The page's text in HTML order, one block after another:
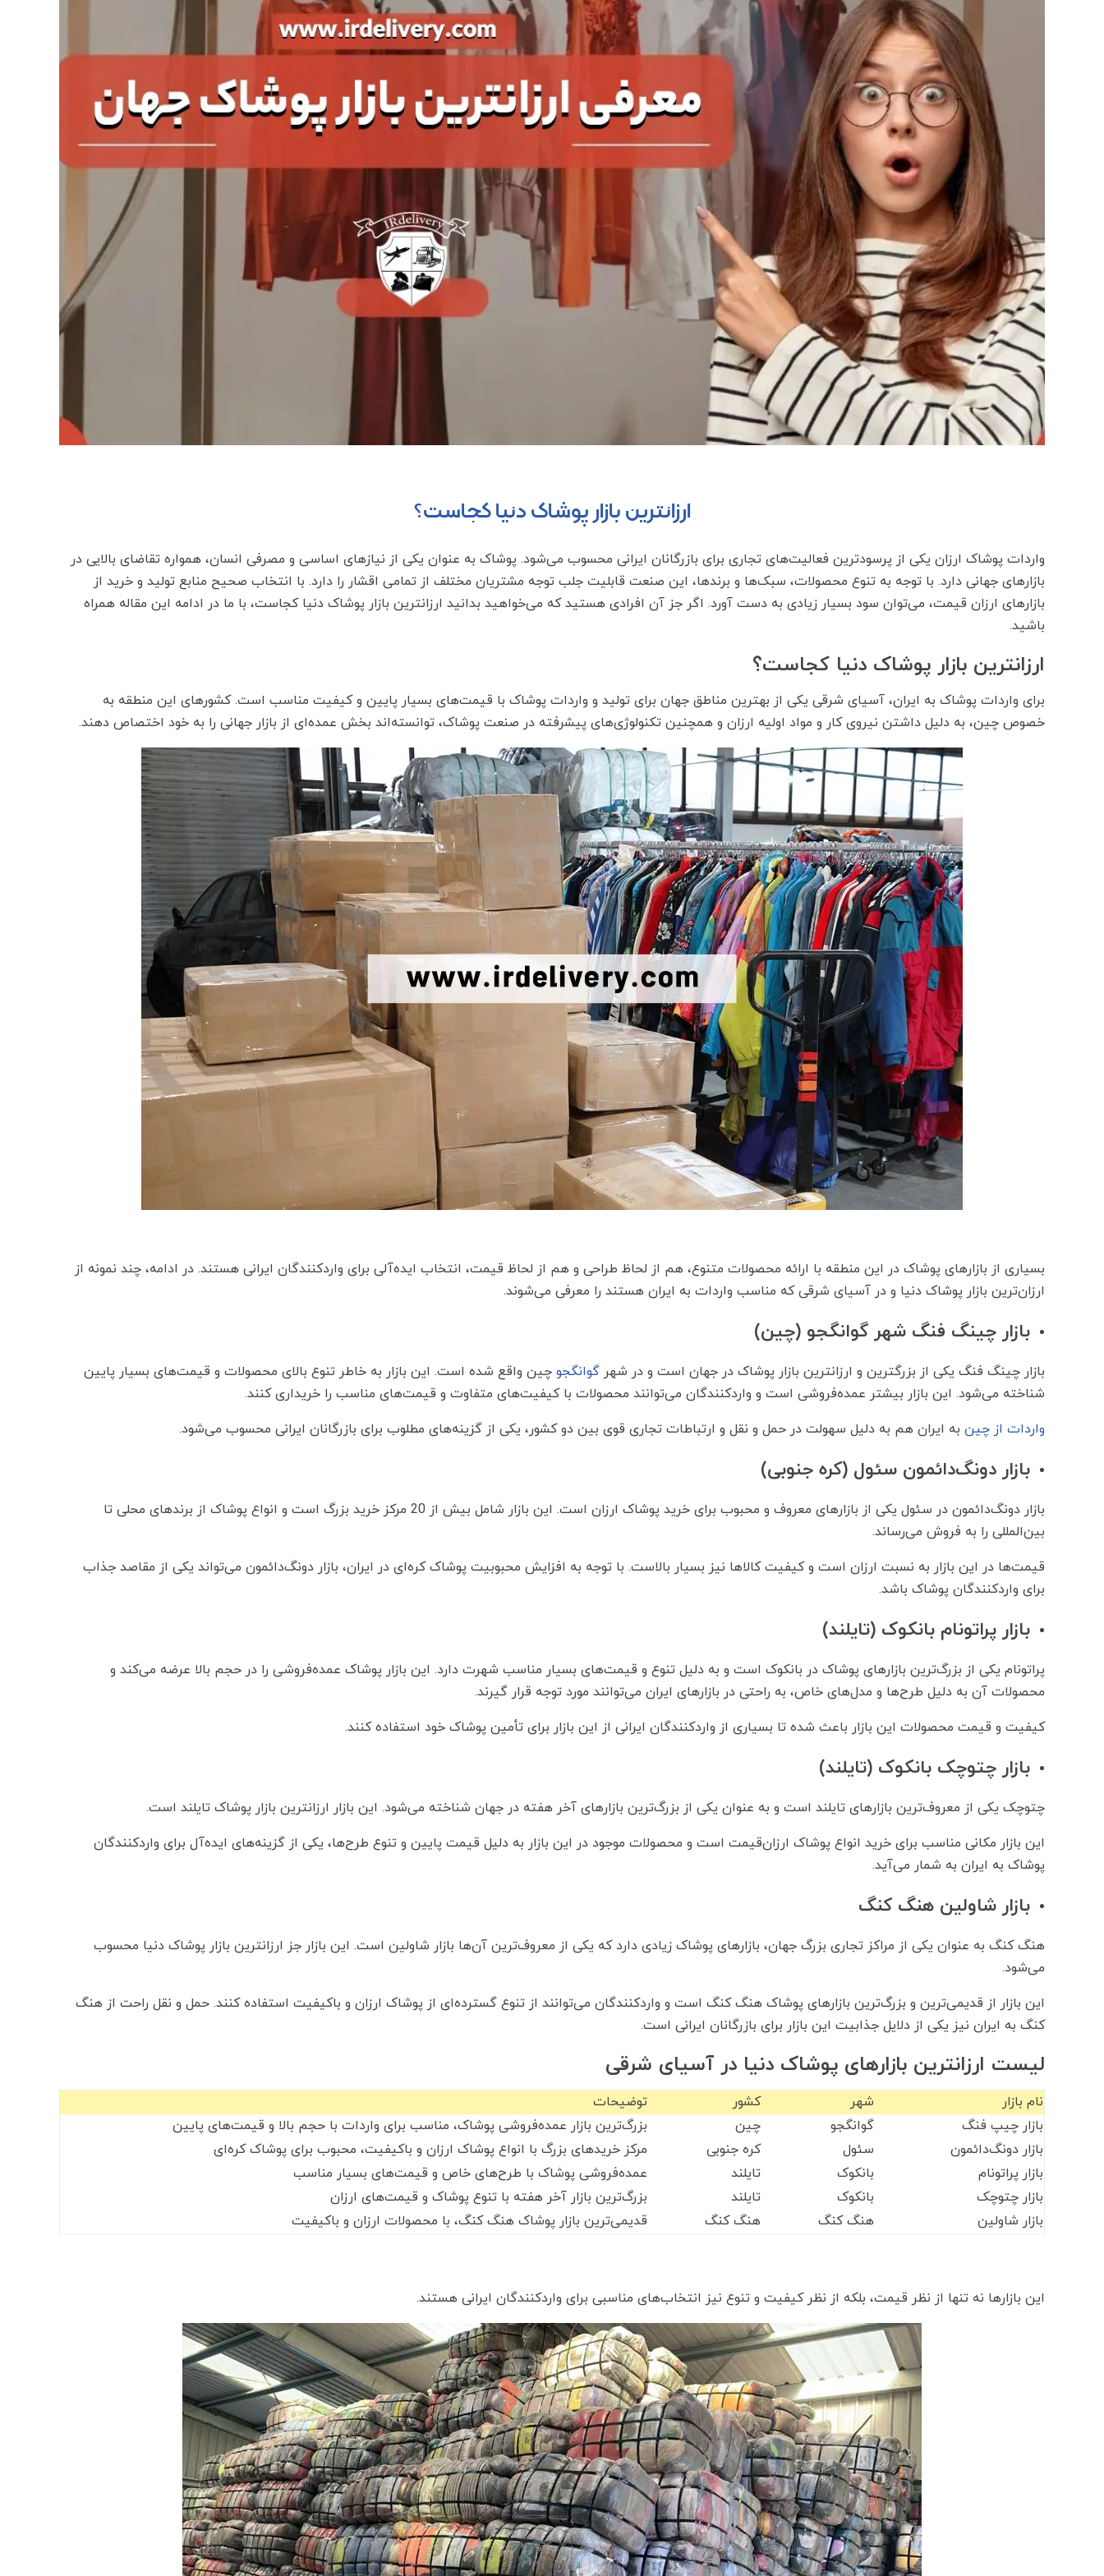
ارزانترین بازار پوشاک دنیا کجاست؟
واردات پوشاک ارزان یکی از پرسودترین فعالیت‌های تجاری برای بازرگانان ایرانی محسوب می‌شود. پوشاک به عنوان یکی از نیازهای اساسی و مصرفی انسان، همواره تقاضای بالایی در
بازارهای جهانی دارد. با توجه به تنوع محصولات، سبک‌ها و برندها، این صنعت قابلیت جلب توجه مشتریان مختلف از تمامی اقشار را دارد. با انتخاب صحیح منابع تولید و خرید از
بازارهای ارزان ‌قیمت، می‌توان سود بسیار زیادی به دست آورد. اگر جز آن افرادی هستید که می‌خواهید بدانید ارزانترین بازار پوشاک دنیا کجاست، با ما در ادامه این مقاله همراه
باشید.
ارزانترین بازار پوشاک دنیا کجاست؟
برای واردات پوشاک به ایران، آسیای شرقی یکی از بهترین مناطق جهان برای تولید و واردات پوشاک با قیمت‌های بسیار پایین و کیفیت مناسب است. کشورهای این منطقه به
خصوص چین، به دلیل داشتن نیروی کار و مواد اولیه ارزان و همچنین تکنولوژی‌های پیشرفته در صنعت پوشاک، توانسته‌اند بخش عمده‌ای از بازار جهانی را به خود اختصاص دهند.
بسیاری از بازارهای پوشاک در این منطقه با ارائه محصولات متنوع، هم از لحاظ طراحی و هم از لحاظ قیمت، انتخاب ایده‌آلی برای واردکنندگان ایرانی هستند. در ادامه، چند نمونه از
ارزان‌ترین بازار پوشاک دنیا و در آسیای شرقی که مناسب واردات به ایران هستند را معرفی می‌شوند.
بازار چینگ فنگ شهر گوانگجو (چین)
بازار چینگ فنگ یکی از بزرگترین و ارزانترین بازار پوشاک در جهان است و در شهر گوانگجو چین واقع شده است. این بازار به خاطر تنوع بالای محصولات و قیمت‌های بسیار پایین
شناخته می‌شود. این بازار بیشتر عمده‌فروشی است و واردکنندگان می‌توانند محصولات با کیفیت‌های متفاوت و قیمت‌های مناسب را خریداری کنند.
واردات از چین به ایران هم به دلیل سهولت در حمل و نقل و ارتباطات تجاری قوی بین دو کشور، یکی از گزینه‌های مطلوب برای بازرگانان ایرانی محسوب می‌شود.
بازار دونگ‌دائمون سئول (کره جنوبی)
بازار دونگ‌دائمون در سئول یکی از بازارهای معروف و محبوب برای خرید پوشاک ارزان است. این بازار شامل بیش از 20 مرکز خرید بزرگ است و انواع پوشاک از برندهای محلی تا
بین‌المللی را به فروش می‌رساند.
قیمت‌ها در این بازار به نسبت ارزان است و کیفیت کالاها نیز بسیار بالاست. با توجه به افزایش محبوبیت پوشاک کره‌ای در ایران، بازار دونگ‌دائمون می‌تواند یکی از مقاصد جذاب
برای واردکنندگان پوشاک باشد.
بازار پراتونام بانکوک (تایلند)
پراتونام یکی از بزرگ‌ترین بازارهای پوشاک در بانکوک است و به دلیل تنوع و قیمت‌های بسیار مناسب شهرت دارد. این بازار پوشاک عمده‌فروشی را در حجم بالا عرضه می‌کند و
محصولات آن به دلیل طرح‌ها و مدل‌های خاص، به راحتی در بازارهای ایران می‌توانند مورد توجه قرار گیرند.
کیفیت و قیمت محصولات این بازار باعث شده تا بسیاری از واردکنندگان ایرانی از این بازار برای تأمین پوشاک خود استفاده کنند.
بازار چتوچک بانکوک (تایلند)
چتوچک یکی از معروف‌ترین بازارهای تایلند است و به عنوان یکی از بزرگ‌ترین بازارهای آخر هفته در جهان شناخته می‌شود. این بازار ارزانترین بازار پوشاک تایلند است.
این بازار مکانی مناسب برای خرید انواع پوشاک ارزان‌قیمت است و محصولات موجود در این بازار به دلیل قیمت پایین و تنوع طرح‌ها، یکی از گزینه‌های ایده‌آل برای واردکنندگان
پوشاک به ایران به شمار می‌آید.
بازار شاولین هنگ کنگ
هنگ کنگ به عنوان یکی از مراکز تجاری بزرگ جهان، بازارهای پوشاک زیادی دارد که یکی از معروف‌ترین آن‌ها بازار شاولین است. این بازار جز ارزانترین بازار پوشاک دنیا محسوب
می‌شود.
این بازار از قدیمی‌ترین و بزرگ‌ترین بازارهای پوشاک هنگ کنگ است و واردکنندگان می‌توانند از تنوع گسترده‌ای از پوشاک ارزان و باکیفیت استفاده کنند. حمل و نقل راحت از هنگ
کنگ به ایران نیز یکی از دلایل جذابیت این بازار برای بازرگانان ایرانی است.
لیست ارزانترین بازارهای پوشاک دنیا در آسیای شرقی
نام بازار شهر کشور
توضیحات
بازار چیپ فنگ
گوانگجو چین
بزرگ‌ترین بازار عمده‌فروشی پوشاک، مناسب برای واردات با حجم بالا و قیمت‌های پایین
بازار دونگ‌دائمون
سئول کره جنوبی
مرکز خریدهای بزرگ با انواع پوشاک ارزان و باکیفیت، محبوب برای پوشاک کره‌ای
بازار پراتونام
بانکوک تایلند
عمده‌فروشی پوشاک با طرح‌های خاص و قیمت‌های بسیار مناسب
بازار چتوچک
بانکوک تایلند
بزرگ‌ترین بازار آخر هفته با تنوع پوشاک و قیمت‌های ارزان
بازار شاولین
هنگ کنگ هنگ کنگ قدیمی‌ترین بازار پوشاک هنگ کنگ، با محصولات ارزان و باکیفیت
این بازارها نه تنها از نظر قیمت، بلکه از نظر کیفیت و تنوع نیز انتخاب‌های مناسبی برای واردکنندگان ایرانی هستند.